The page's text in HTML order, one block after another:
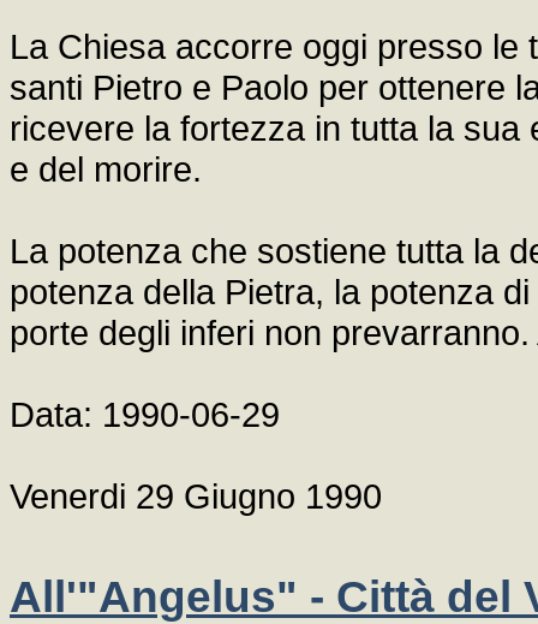
La Chiesa accorre oggi presso
santi Pietro e Paolo per ottenere
ricevere la fortezza in tutta la
e del morire.
La potenza che sostiene tutta la
potenza della Pietra, la potenza
porte degli inferi non prevarranno.
Data: 1990-06-29
Venerdi 29 Giugno 1990
All'"Angelus" - Città del